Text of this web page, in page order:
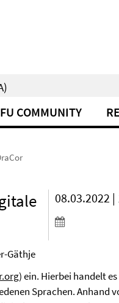
COMMUNITY
08.03.2022 |
Gäthje
) ein. Hierbei handelt
Sprachen. Anhand